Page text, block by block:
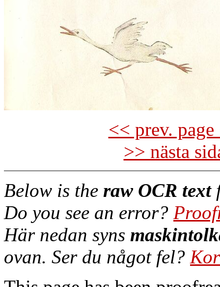
<< prev.
>> nästa
Below is the raw OCR text
Do you see an error?
Här nedan syns
ovan. Ser du något fel?